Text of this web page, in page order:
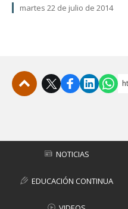
martes 22 de julio de 2014
NOTICIAS
EDUCACIÓN CONTINUA